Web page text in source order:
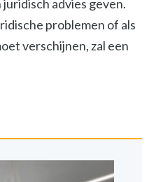
advies geven.
problemen of als
verschijnen, zal een